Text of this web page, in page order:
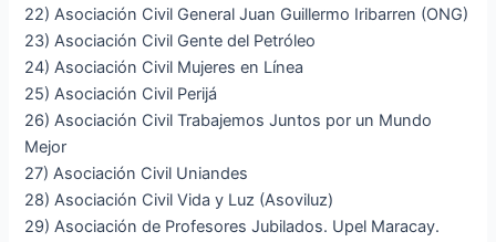
22) Asociación Civil General Juan Guillermo Iribarren (ONG)
23) Asociación Civil Gente del Petróleo
24) Asociación Civil Mujeres en Línea
25) Asociación Civil Perijá
26) Asociación Civil Trabajemos Juntos por un Mundo
Mejor
27) Asociación Civil Uniandes
28) Asociación Civil Vida y Luz (Asoviluz)
29) Asociación de Profesores Jubilados. Upel Maracay.